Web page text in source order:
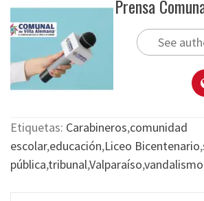
Prensa
See
Etiquetas: Carabineros,comunidad
escolar,educación,Liceo Bicentenario,
pública,tribunal,Valparaíso,vandalismo